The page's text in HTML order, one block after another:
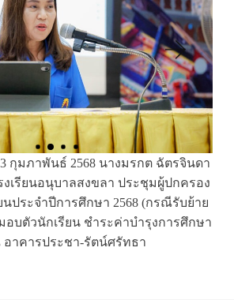
มภาพันธ์ 2568 นางมรกต ฉัตรจินดา
งเรียนอนุบาลสงขลา ประชุมผู้ปกครอง
นประจำปีการศึกษา 2568 (กรณีรับย้าย
อบตัวนักเรียน ชำระค่าบำรุงการศึกษา
าคารประชา-รัตน์ศรัทธา